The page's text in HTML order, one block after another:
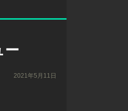
ー
2021年5月11日